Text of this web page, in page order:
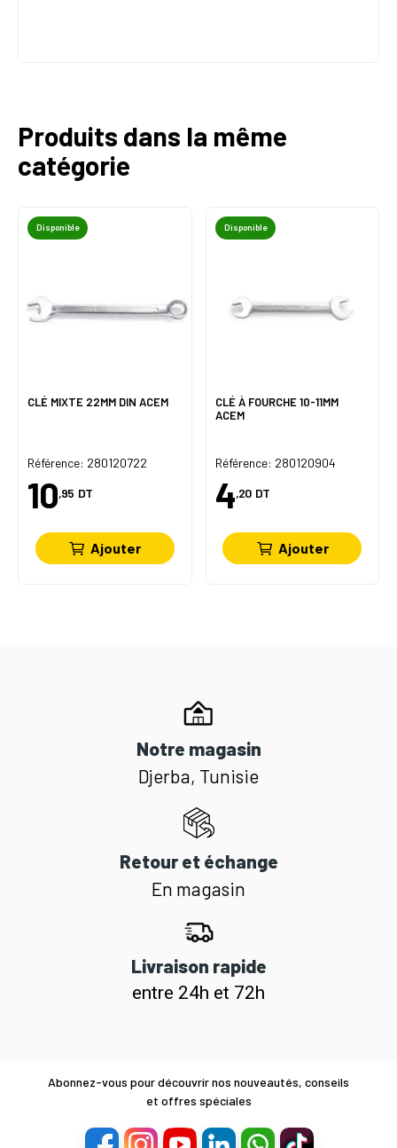
Produits dans la même
catégorie
Disponible
CLÉ MIXTE 22MM DIN ACEM
Référence: 280120722
10,95 DT
Ajouter
Disponible
CLÉ À FOURCHE 10-11MM
ACEM
Référence: 280120904
4,20 DT
Ajouter
Notre magasin
Djerba, Tunisie
Retour et échange
En magasin
Livraison rapide
entre 24h et 72h
Abonnez-vous pour découvrir nos nouveautés, conseils
et offres spéciales